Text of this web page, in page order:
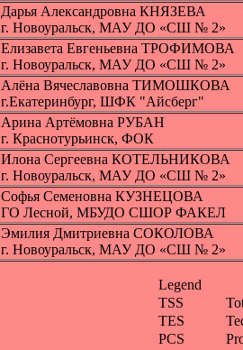
Дарья Александровна КНЯЗЕВА
г. Новоуральск, МАУ ДО «СШ № 2»
Елизавета Евгеньевна ТРОФИМОВА
г. Новоуральск, МАУ ДО «СШ № 2»
Алёна Вячеславовна ТИМОШКОВА
г.Екатеринбург, ШФК "Айсберг"
Арина Артёмовна РУБАН
г. Краснотурьинск, ФОК
Илона Сергеевна КОТЕЛЬНИКОВА
г. Новоуральск, МАУ ДО «СШ № 2»
Софья Семеновна КУЗНЕЦОВА
ГО Лесной, МБУДО СШОР ФАКЕЛ
Эмилия Дмитриевна СОКОЛОВА
г. Новоуральск, МАУ ДО «СШ № 2»
Legend
TSS
TES
PCS